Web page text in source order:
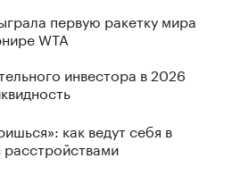
первую ракетку мира
WTA
инвестора в 2026
как ведут себя в